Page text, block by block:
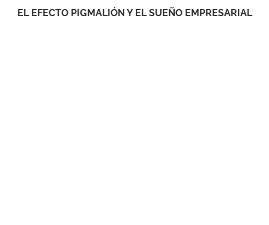
EL EFECTO PIGMALIÓN Y EL SUEÑO EMPRESARIAL